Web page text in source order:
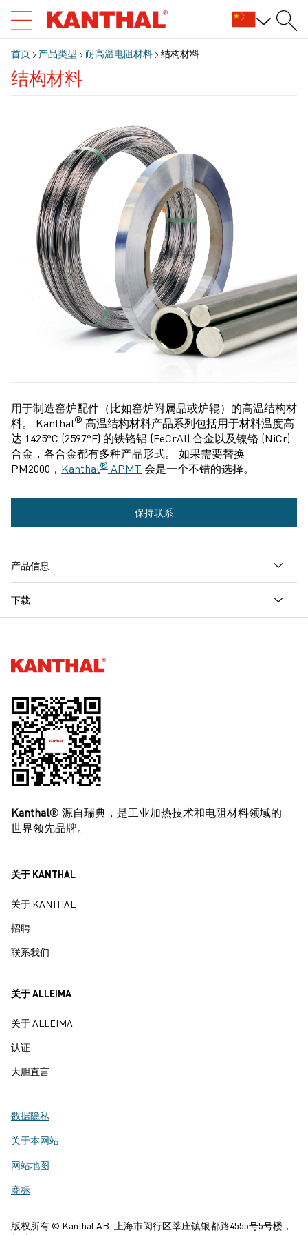
首页 产品类型 耐高温电阻材料 结构材料
结构材料
用于制造窑炉配件（比如窑炉附属品或炉辊）的高温结构材
料。 Kanthal® 高温结构材料产品系列包括用于材料温度高
达 1425°C (2597°F) 的铁铬铝 (FeCrAl) 合金以及镍铬 (NiCr)
合金，各合金都有多种产品形式。 如果需要替换
PM2000， Kanthal® APMT 会是一个不错的选择。
多
信
息
请
保持联系
产品信息
下载
Kanthal®
Kanthal® 源自瑞典，是工业加热技术和电阻材料领域的
世界领先品牌。
关于 KANTHAL
关于 KANTHAL
招聘
联系我们
关于 ALLEIMA
关于 ALLEIMA
认证
大胆直言
数据隐私
关于本网站
网站地图
商标
版权所有 © Kanthal AB; 上海市闵行区莘庄镇银都路4555号5号楼，